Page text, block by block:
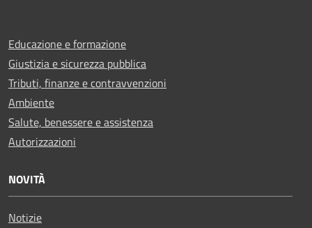
Educazione e formazione
Giustizia e sicurezza pubblica
Tributi, finanze e contravvenzioni
Ambiente
Salute, benessere e assistenza
Autorizzazioni
NOVITÀ
Notizie